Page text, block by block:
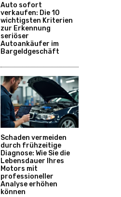
Auto sofort
verkaufen: Die 10
wichtigsten Kriterien
zur Erkennung
seriöser
Autoankäufer im
Bargeldgeschäft
Schaden vermeiden
durch frühzeitige
Diagnose: Wie Sie die
Lebensdauer Ihres
Motors mit
professioneller
Analyse erhöhen
können